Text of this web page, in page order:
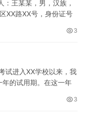
王某某，男，汉族，
XX路XX号，身份证号
3
试进入XX学校以来，我
的试用期。在这一年
3